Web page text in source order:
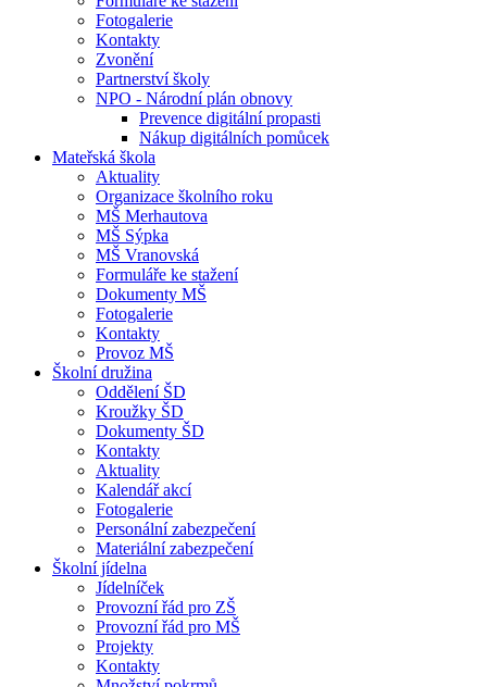
Fotogalerie
Kontakty
Zvonění
Partnerství školy
NPO - Národní plán obnovy
Prevence digitální propasti
Nákup digitálních pomůcek
Mateřská škola
Aktuality
Organizace školního roku
MŠ Merhautova
MŠ Sýpka
MŠ Vranovská
Formuláře ke stažení
Dokumenty MŠ
Fotogalerie
Kontakty
Provoz MŠ
Školní družina
Oddělení ŠD
Kroužky ŠD
Dokumenty ŠD
Kontakty
Aktuality
Kalendář akcí
Fotogalerie
Personální zabezpečení
Materiální zabezpečení
Školní jídelna
Jídelníček
Provozní řád pro ZŠ
Provozní řád pro MŠ
Projekty
Kontakty